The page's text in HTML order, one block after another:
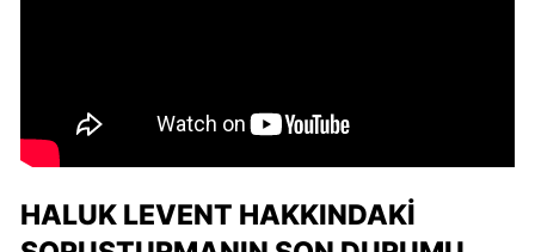
HALUK LEVENT HAKKINDAKI